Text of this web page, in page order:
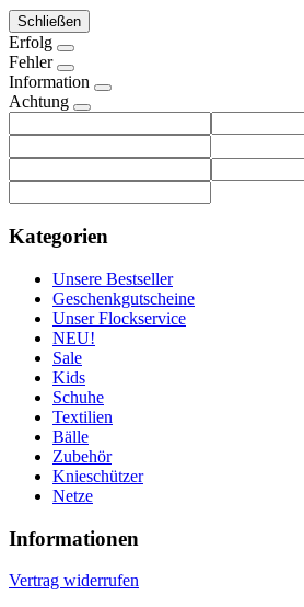
Schließen
Erfolg
Fehler
Information
Achtung
Kategorien
Unsere Bestseller
Geschenkgutscheine
Unser Flockservice
NEU!
Sale
Kids
Schuhe
Textilien
Bälle
Zubehör
Knieschützer
Netze
Informationen
Vertrag widerrufen